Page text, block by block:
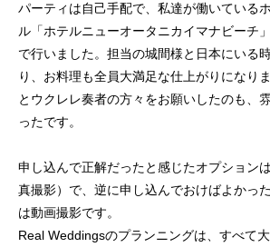
パーティは自己手配で、私達が働いている
ル「ホテルニューオータニカイマナビーチ
で行いました。担当の城間様と日本にいる
り、お料理も全員大満足な仕上がりになり
とウクレレ奏者の方々をお願いしたのも、
ったです。
申し込んで正解だったと感じたオプション
真撮影）で、逆に申し込んでおけばよかっ
は動画撮影です。
Real Weddingsのプランニングは、すべて